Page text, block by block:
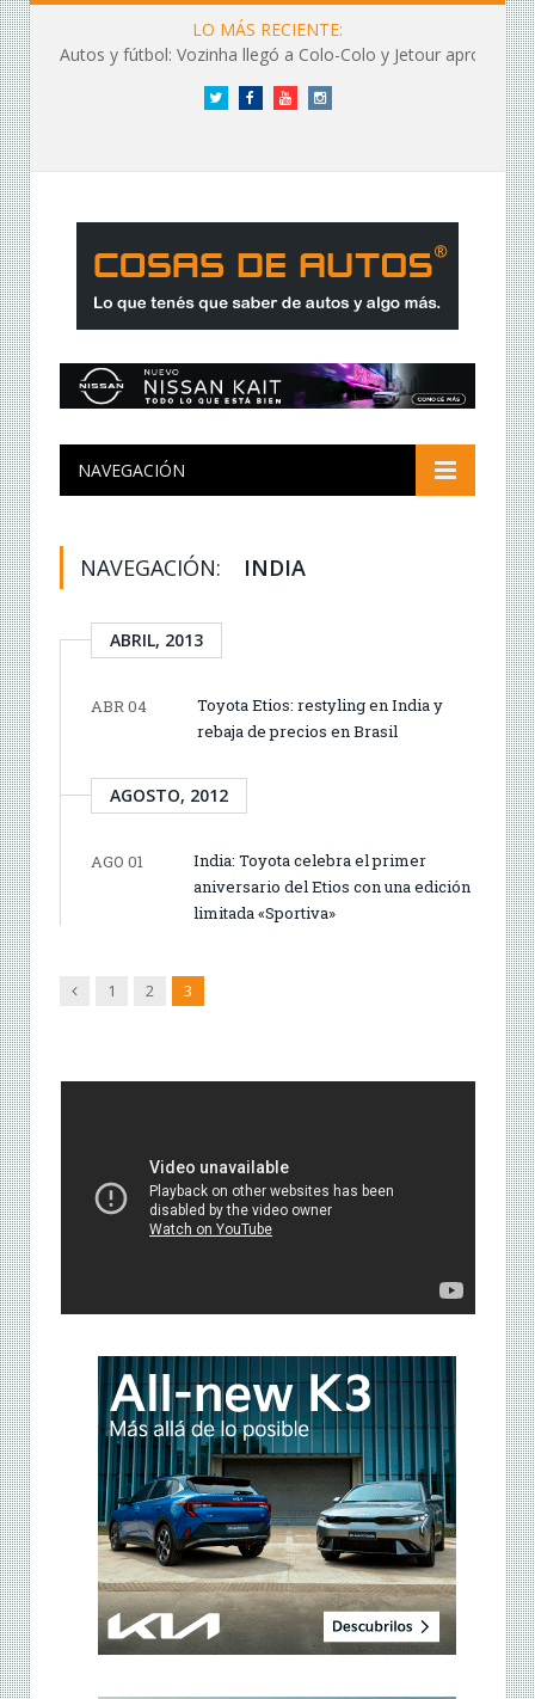
LO MÁS RECIENTE:
Autos y fútbol: Vozinha llegó a Colo-Colo y Jetour aprovechó los flashes
Twitter FacebookYouTubeInstagram
NAVEGACIÓN
NAVEGACIÓN: INDIA
ABRIL, 2013
ABR 04
Toyota Etios: restyling en India y
rebaja de precios en Brasil
AGOSTO, 2012
AGO 01
India: Toyota celebra el primer
aniversario del Etios con una edición
limitada «Sportiva»
Anterior
1 2 3